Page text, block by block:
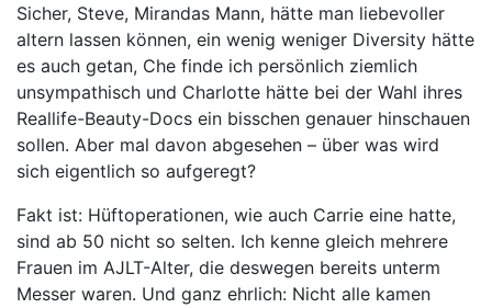
Sicher, Steve, Mirandas Mann, hätte man liebevoller
altern lassen können, ein wenig weniger Diversity hätte
es auch getan, Che finde ich persönlich ziemlich
unsympathisch und Charlotte hätte bei der Wahl ihres
Reallife-Beauty-Docs ein bisschen genauer hinschauen
sollen. Aber mal davon abgesehen – über was wird
sich eigentlich so aufgeregt?
Fakt ist: Hüftoperationen, wie auch Carrie eine hatte,
sind ab 50 nicht so selten. Ich kenne gleich mehrere
Frauen im AJLT-Alter, die deswegen bereits unterm
Messer waren. Und ganz ehrlich: Nicht alle kamen